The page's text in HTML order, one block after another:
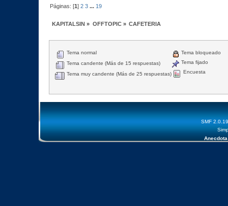
Páginas: [1]2 3 ... 19
KAPITALSIN » OFFTOPIC» CAFETERIA
Tema normal
Tema candente (Más de 15 respuestas)
Tema muy candente (Más de 25 respuestas)
Tema bloqueado
Tema fijado
Encuesta
SMF 2.0.19
Anecdota